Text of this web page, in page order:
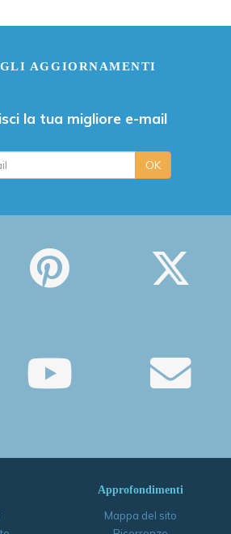
AGGIORNAMENTI
la tua migliore e-mail
OK
Approfondimenti
Mappa del sito